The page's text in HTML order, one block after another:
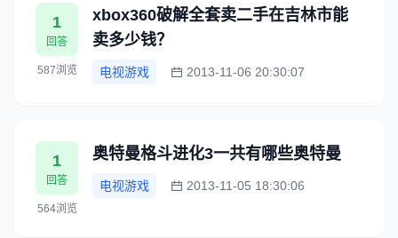
1
回答
587浏览
xbox360破解全套卖二手在吉林市能
卖多少钱？
电视游戏 2013-11-06 20:30:07
1
回答
564浏览
奥特曼格斗进化3一共有哪些奥特曼
电视游戏 2013-11-05 18:30:06